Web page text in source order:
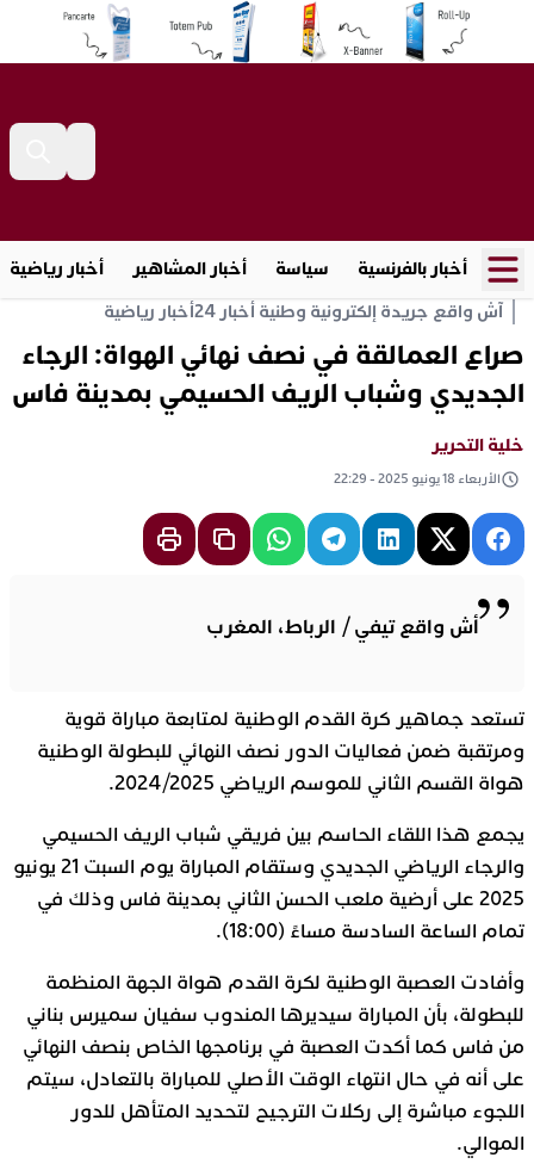
أخبار بالفرنسية سياسة أخبار المشاهير
أخبار رياضية
آش واقع جريدة إلكترونية وطنية أخبار 24
أخبار رياضية
صراع العمالقة في نصف نهائي الهواة: الرجاء
الجديدي وشباب الريف الحسيمي بمدينة فاس
خلية التحرير
الأربعاء 18 يونيو 2025 - 22:29
أش واقع تيفي / الرباط، المغرب
تستعد جماهير كرة القدم الوطنية لمتابعة مباراة قوية
ومرتقبة ضمن فعاليات الدور نصف النهائي للبطولة الوطنية
هواة القسم الثاني للموسم الرياضي 2024/2025
.
يجمع هذا اللقاء الحاسم بين فريقي شباب الريف الحسيمي
والرجاء الرياضي الجديدي
وستقام المباراة يوم السبت 21 يونيو
2025 على أرضية ملعب الحسن الثاني بمدينة فاس وذلك في
تمام الساعة السادسة مساءً (18:00)
.
وأفادت العصبة الوطنية لكرة القدم هواة الجهة المنظمة
للبطولة، بأن المباراة سيديرها المندوب سفيان سميرس بناني
من فاس كما أكدت العصبة في برنامجها الخاص بنصف النهائي
على أنه في حال انتهاء الوقت الأصلي للمباراة بالتعادل، سيتم
اللجوء مباشرة إلى ركلات الترجيح لتحديد المتأهل للدور
الموالي.